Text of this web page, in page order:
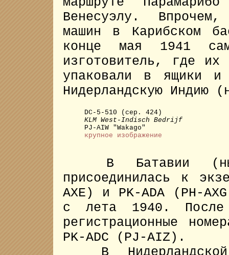
Венесуэлу.
машин в Карибском
конце мая 1941
изготовитель, где их
упаковали в ящики и
Нидерландскую Индию
DC-5-510 (сер. 424)
KLM West-Indisch Bedrijf
PJ-AIW "Wakago"
крупное изображение
В Батавии
присоединилась к
AXE) и PK-ADA (PH-
с лета 1940. После
регистрационные
PK-ADC (PJ-AIZ).
В Нидерландской